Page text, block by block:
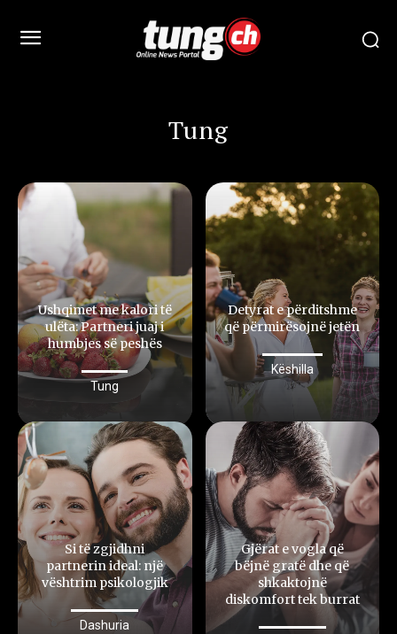
Tung
Ushqimet me kalori të
ulëta: Partneri juaj i
humbjes së peshës
Tung
Detyrat e përditshme
që përmirësojnë jetën
Këshilla
Si të zgjidhni
partnerin ideal: një
vështrim psikologjik
Dashuria
Gjërat e vogla që
bëjnë gratë dhe që
shkaktojnë
diskomfort tek burrat